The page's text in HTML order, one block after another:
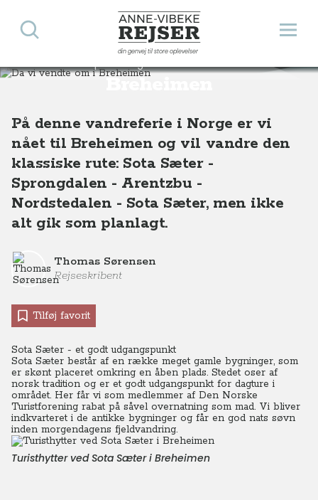
Anne-Vibeke Rejser
din genvej til store oplevelser
Åbn
Søg
Da vi vendte om i
Breheimen
Destinationer Europa Norge Da vi vendte om i Breheimen, Norge
På denne vandreferie i Norge er vi
nået til Breheimen og vil vandre den
klassiske rute: Sota Sæter -
Sprongdalen - Arentzbu -
Nordstedalen - Sota Sæter, men ikke
alt gik som planlagt.
Thomas Sørensen
Rejseskribent
Tilføj favorit
Sota Sæter - et godt udgangspunkt
Sota Sæter består af en række meget gamle bygninger, som
er skønt placeret omkring en åben plads. Stedet oser af
norsk tradition og er et godt udgangspunkt for dagture i
området. Her får vi som medlemmer af Den Norske
Turistforening rabat på såvel overnatning som mad. Vi bliver
indkvarteret i de antikke bygninger og får en god nats søvn
inden morgendagens fjeldvandring.
Turisthytter ved Sota Sæter i Breheimen